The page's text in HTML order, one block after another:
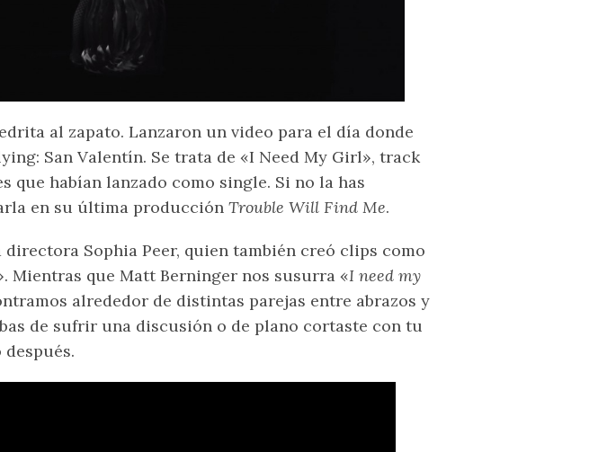
al zapato. Lanzaron un video para el día donde
San Valentín. Se trata de «I Need My Girl», track
que habían lanzado como single. Si no la has
en su última producción Trouble Will Find Me.
directora Sophia Peer, quien también creó clips como
Mientras que Matt Berninger nos susurra «I need my
alrededor de distintas parejas entre abrazos y
de sufrir una discusión o de plano cortaste con tu